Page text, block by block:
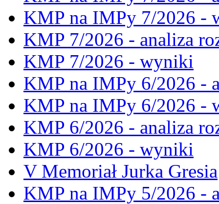
KMP na IMPy 7/2026 -
KMP 7/2026 - analiza
KMP 7/2026 - wyniki
KMP na IMPy 6/2026 -
KMP na IMPy 6/2026 -
KMP 6/2026 - analiza
KMP 6/2026 - wyniki
V Memoriał Jurka Gresia
KMP na IMPy 5/2026 -